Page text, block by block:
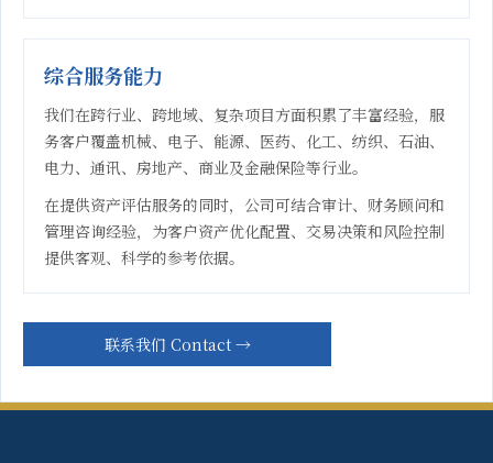
综合服务能力
我们在跨行业、跨地域、复杂项目方面积累了丰富经验，服
务客户覆盖机械、电子、能源、医药、化工、纺织、石油、
电力、通讯、房地产、商业及金融保险等行业。
在提供资产评估服务的同时，公司可结合审计、财务顾问和
管理咨询经验，为客户资产优化配置、交易决策和风险控制
提供客观、科学的参考依据。
联系我们 Contact →